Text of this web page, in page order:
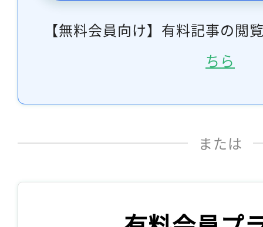
【無料会員向け】有料記事の閲
ちら
または